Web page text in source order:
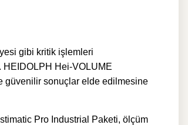
gibi kritik işlemleri
HEIDOLPH Hei-VOLUME
güvenilir sonuçlar elde edilmesine
Pro Industrial Paketi, ölçüm